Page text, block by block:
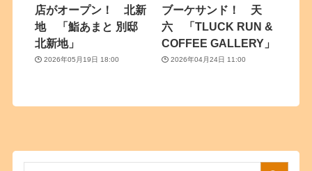
店がオープン！ 北新
地 「鮨あまと 別邸
北新地」
2026年05月19日 18:00
ブーケサンド！ 天
六 「TLUCK RUN &
COFFEE GALLERY」
2026年04月24日 11:00